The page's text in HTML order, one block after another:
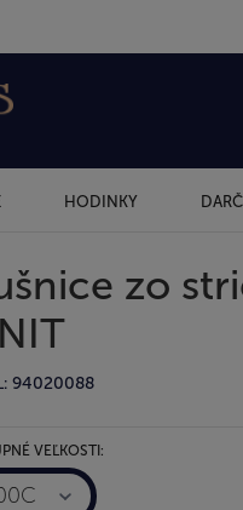
HODINKY
zo
94020088
VEĽKOSTI: